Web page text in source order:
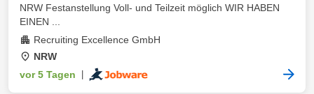
NRW Festanstellung Voll- und Teilzeit möglich WIR HABEN
EINEN ...
Recruiting Excellence GmbH
NRW
vor 5 Tagen